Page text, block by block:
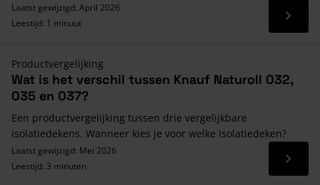
Laatst gewijzigd: April 2026
Leestijd: 1 minuut
Lees
Productvergelijking
Wat is het verschil tussen Knauf Naturoll 032,
035 en 037?
Een productvergelijking tussen drie vergelijkbare
isolatiedekens. Wanneer kies je voor welke isolatiedeken?
Laatst gewijzigd: Mei 2026
Leestijd: 3 minuten
Lees